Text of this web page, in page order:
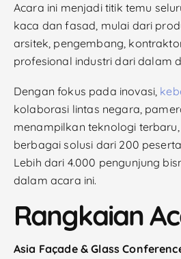
Acara ini menjadi titik temu
kaca dan fasad, mulai dari
arsitek, pengembang,
profesional industri dari dalam
Dengan fokus pada inovasi,
kolaborasi lintas negara,
menampilkan teknologi
berbagai solusi dari 200
Lebih dari 4.000 pengunjung
dalam acara ini.
Rangkaian
Asia Façade & Glass